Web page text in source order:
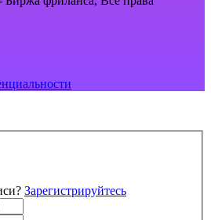
Зарегистрируйтесь